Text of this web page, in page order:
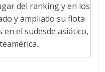
del ranking y en los
y ampliado su flota
el sudesde asiático,